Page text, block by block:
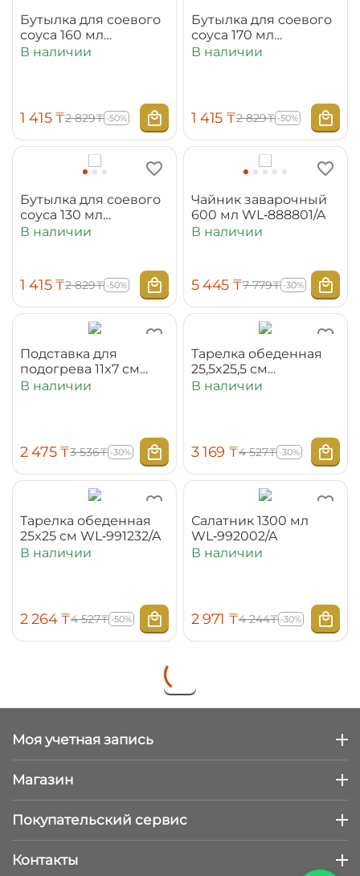
Бутылка для соевого
соуса 160 мл
WL‑996155/A
В наличии
1 415 ₸2 829₸ -50%
Бутылка для соевого
соуса 170 мл
WL‑996156/A
В наличии
1 415 ₸2 829₸ -50%
Бутылка для соевого
соуса 130 мл
WL‑996157/A
В наличии
1 415 ₸2 829₸ -50%
Чайник заварочный
600 мл WL‑888801/A
В наличии
5 445 ₸7 779₸ -30%
Подставка для
подогрева 11x7 см
WL‑888901/A
В наличии
2 475 ₸3 536₸ -30%
Тарелка обеденная
25,5x25,5 см
WL‑991228/A
В наличии
3 169 ₸4 527₸ -30%
Тарелка обеденная
25x25 см WL‑991232/A
В наличии
2 264 ₸4 527₸ -50%
Салатник 1300 мл
WL‑992002/A
В наличии
2 971 ₸4 244₸ -30%
Моя учетная запись
Магазин
Покупательский сервис
Контакты